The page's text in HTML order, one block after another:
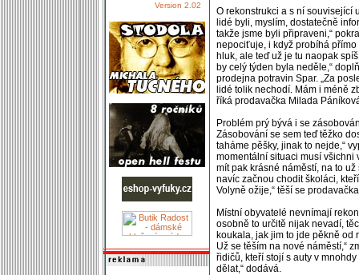
Version 2.02
O rekonstrukci a s ní související
lidé byli, myslím, dostatečně
takže jsme byli připraveni,“
nepociťuje, i když probíhá přímo
hluk, ale teď už je tu naopak
by celý týden byla neděle,“
prodejna potravin Spar. „Za
lidé tolik nechodí. Mám i méně
říká prodavačka Milada
Problém prý bývá i se
Zásobování se sem teď těžko
taháme pěšky, jinak to nejde,“
momentální situaci musí všichni
mít pak krásné náměstí, na to
navíc začnou chodit školáci,
Volyně ožije,“ těší se
Místní obyvatelé nevnímají
osobně to určitě nijak nevadí,
koukala, jak jim to jde pěkně od
Už se těším na nové náměstí,“
řidičů, kteří stojí s auty v
dělat,“ dodává.